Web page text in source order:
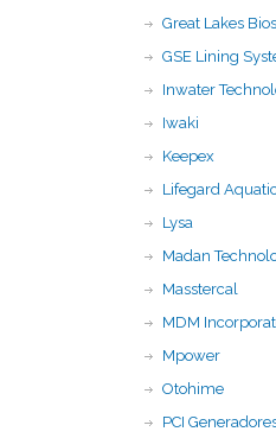
Great Lakes
GSE Lining
Inwater
Iwaki
Keepex
Lifegard
Lysa
Madan
Masstercal
MDM
Mpower
Otohime
PCI